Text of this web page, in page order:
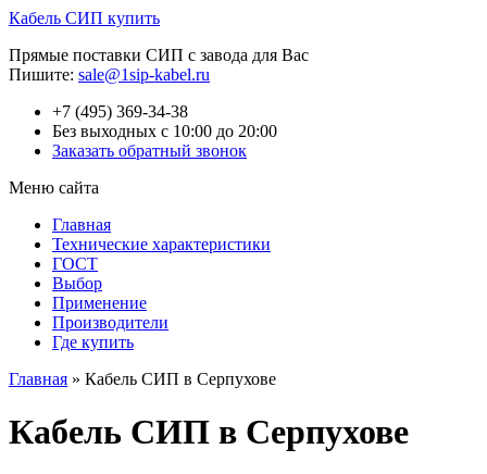
Кабель СИП купить
Прямые поставки СИП с завода для Вас
Пишите: sale@1sip-kabel.ru
+7 (495) 369-34-38
Без выходных с 10:00 до 20:00
Заказать обратный звонок
Меню сайта
Главная
Технические характеристики
ГОСТ
Выбор
Применение
Производители
Где купить
Главная » Кабель СИП в Серпухове
Кабель СИП в Серпухове